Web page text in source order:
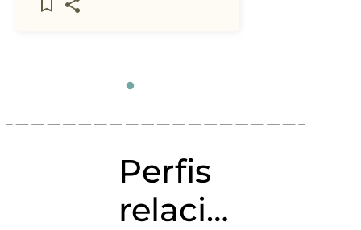
Perfis
relacionados